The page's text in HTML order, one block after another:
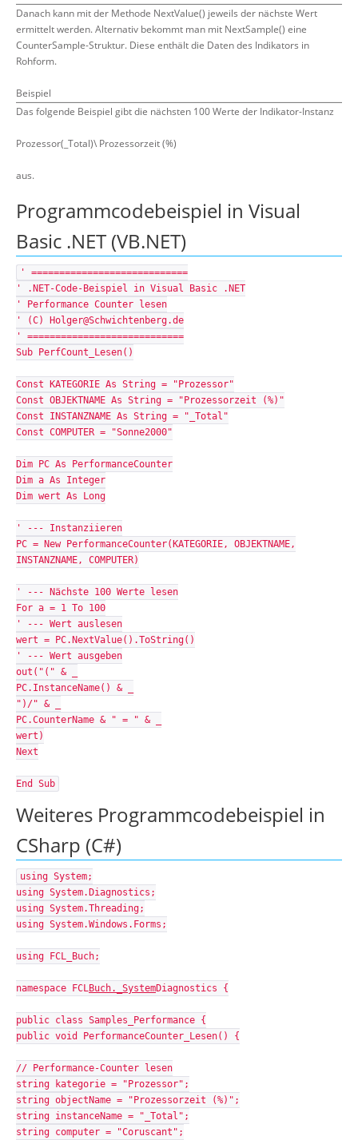
Danach kann mit der Methode NextValue() jeweils der nächste Wert
ermittelt werden. Alternativ bekommt man mit NextSample() eine
CounterSample-Struktur. Diese enthält die Daten des Indikators in
Rohform.
Beispiel
Das folgende Beispiel gibt die nächsten 100 Werte der Indikator-Instanz
Prozessor(_Total)\ Prozessorzeit (%)
aus.
Programmcodebeispiel in Visual
Basic .NET (VB.NET)
' ============================
' .NET-Code-Beispiel in Visual Basic .NET
' Performance Counter lesen
' (C) Holger@Schwichtenberg.de
' ============================
Sub PerfCount_Lesen()
Const KATEGORIE As String = "Prozessor"
Const OBJEKTNAME As String = "Prozessorzeit (%)"
Const INSTANZNAME As String = "_Total"
Const COMPUTER = "Sonne2000"
Dim PC As PerformanceCounter
Dim a As Integer
Dim wert As Long
' --- Instanziieren
PC = New PerformanceCounter(KATEGORIE, OBJEKTNAME,
INSTANZNAME, COMPUTER)
' --- Nächste 100 Werte lesen
For a = 1 To 100
' --- Wert auslesen
wert = PC.NextValue().ToString()
' --- Wert ausgeben
out("(" & _
PC.InstanceName() & _
")/" & _
PC.CounterName & " = " & _
wert)
Next
End Sub
Weiteres Programmcodebeispiel in
CSharp (C#)
using System;
using System.Diagnostics;
using System.Threading;
using System.Windows.Forms;
using FCL_Buch;
namespace FCLBuch._SystemDiagnostics {
public class Samples_Performance {
public void PerformanceCounter_Lesen() {
// Performance-Counter lesen
string kategorie = "Prozessor";
string objectName = "Prozessorzeit (%)";
string instanceName = "_Total";
string computer = "Coruscant";